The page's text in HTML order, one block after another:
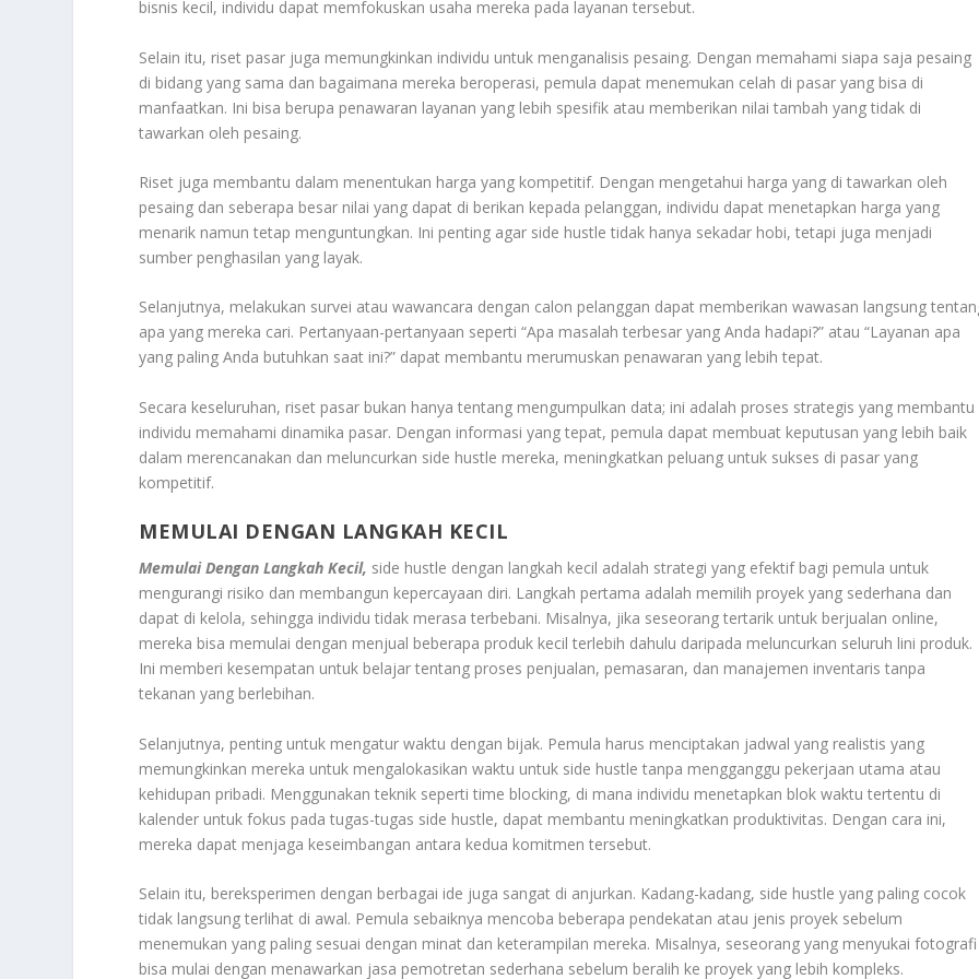
bisnis kecil, individu dapat memfokuskan usaha mereka pada layanan tersebut.
Selain itu, riset pasar juga memungkinkan individu untuk menganalisis pesaing. Dengan memahami siapa saja pesaing
di bidang yang sama dan bagaimana mereka beroperasi, pemula dapat menemukan celah di pasar yang bisa di
manfaatkan. Ini bisa berupa penawaran layanan yang lebih spesifik atau memberikan nilai tambah yang tidak di
tawarkan oleh pesaing.
Riset juga membantu dalam menentukan harga yang kompetitif. Dengan mengetahui harga yang di tawarkan oleh
pesaing dan seberapa besar nilai yang dapat di berikan kepada pelanggan, individu dapat menetapkan harga yang
menarik namun tetap menguntungkan. Ini penting agar side hustle tidak hanya sekadar hobi, tetapi juga menjadi
sumber penghasilan yang layak.
Selanjutnya, melakukan survei atau wawancara dengan calon pelanggan dapat memberikan wawasan langsung
apa yang mereka cari. Pertanyaan-pertanyaan seperti “Apa masalah terbesar yang Anda hadapi?” atau “Layanan apa
yang paling Anda butuhkan saat ini?” dapat membantu merumuskan penawaran yang lebih tepat.
Secara keseluruhan, riset pasar bukan hanya tentang mengumpulkan data; ini adalah proses strategis yang membantu
individu memahami dinamika pasar. Dengan informasi yang tepat, pemula dapat membuat keputusan yang lebih baik
dalam merencanakan dan meluncurkan side hustle mereka, meningkatkan peluang untuk sukses di pasar yang
kompetitif.
MEMULAI DENGAN LANGKAH KECIL
Memulai Dengan Langkah Kecil, side hustle dengan langkah kecil adalah strategi yang efektif bagi pemula untuk
mengurangi risiko dan membangun kepercayaan diri. Langkah pertama adalah memilih proyek yang sederhana dan
dapat di kelola, sehingga individu tidak merasa terbebani. Misalnya, jika seseorang tertarik untuk berjualan online,
mereka bisa memulai dengan menjual beberapa produk kecil terlebih dahulu daripada meluncurkan seluruh lini produk.
Ini memberi kesempatan untuk belajar tentang proses penjualan, pemasaran, dan manajemen inventaris tanpa
tekanan yang berlebihan.
Selanjutnya, penting untuk mengatur waktu dengan bijak. Pemula harus menciptakan jadwal yang realistis yang
memungkinkan mereka untuk mengalokasikan waktu untuk side hustle tanpa mengganggu pekerjaan utama atau
kehidupan pribadi. Menggunakan teknik seperti time blocking, di mana individu menetapkan blok waktu tertentu di
kalender untuk fokus pada tugas-tugas side hustle, dapat membantu meningkatkan produktivitas. Dengan cara ini,
mereka dapat menjaga keseimbangan antara kedua komitmen tersebut.
Selain itu, bereksperimen dengan berbagai ide juga sangat di anjurkan. Kadang-kadang, side hustle yang paling cocok
tidak langsung terlihat di awal. Pemula sebaiknya mencoba beberapa pendekatan atau jenis proyek sebelum
menemukan yang paling sesuai dengan minat dan keterampilan mereka. Misalnya, seseorang yang menyukai fotografi
bisa mulai dengan menawarkan jasa pemotretan sederhana sebelum beralih ke proyek yang lebih kompleks.